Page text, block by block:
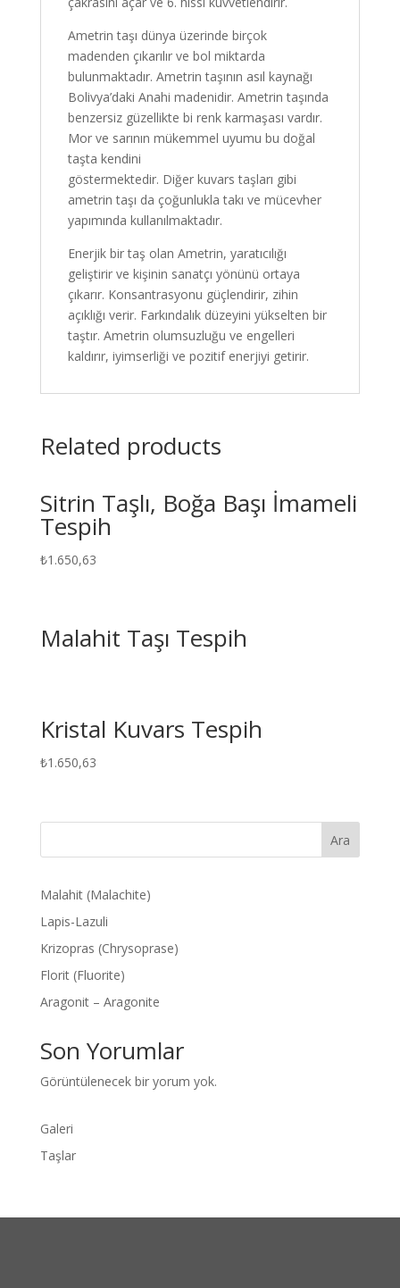
Ametrin taşı dünya üzerinde birçok
madenden çıkarılır ve bol miktarda
bulunmaktadır. Ametrin taşının asıl kaynağı
Bolivya’daki Anahi madenidir. Ametrin taşında
benzersiz güzellikte bi renk karmaşası vardır.
Mor ve sarının mükemmel uyumu bu doğal
taşta kendini
göstermektedir. Diğer kuvars taşları gibi
ametrin taşı da çoğunlukla takı ve mücevher
yapımında kullanılmaktadır.
Enerjik bir taş olan Ametrin, yaratıcılığı
geliştirir ve kişinin sanatçı yönünü ortaya
çıkarır. Konsantrasyonu güçlendirir, zihin
açıklığı verir. Farkındalık düzeyini yükselten bir
taştır. Ametrin olumsuzluğu ve engelleri
kaldırır, iyimserliği ve pozitif enerjiyi getirir.
Related products
Sitrin Taşlı, Boğa Başı İmameli
Tespih
₺1.650,63
Malahit Taşı Tespih
Kristal Kuvars Tespih
₺1.650,63
Ara
Malahit (Malachite)
Lapis-Lazuli
Krizopras (Chrysoprase)
Florit (Fluorite)
Aragonit – Aragonite
Son Yorumlar
Görüntülenecek bir yorum yok.
Galeri
Taşlar